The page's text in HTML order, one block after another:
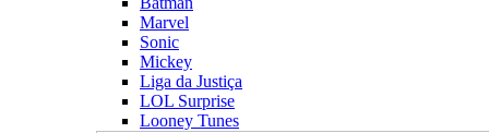
Marvel
Sonic
Mickey
Liga da Justiça
LOL Surprise
Looney Tunes